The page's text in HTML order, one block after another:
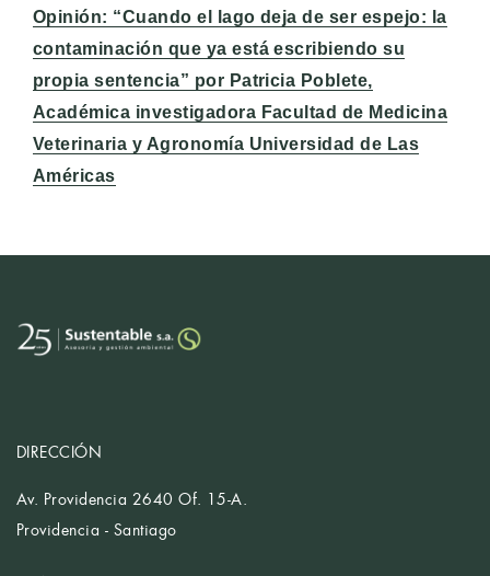
Entrada
siguiente:
Opinión: “Cuando el lago deja de ser espejo: la
contaminación que ya está escribiendo su
propia sentencia” por Patricia Poblete,
Académica investigadora Facultad de Medicina
Veterinaria y Agronomía Universidad de Las
Américas
DIRECCIÓN
Av. Providencia 2640 Of. 15-A.
Providencia - Santiago